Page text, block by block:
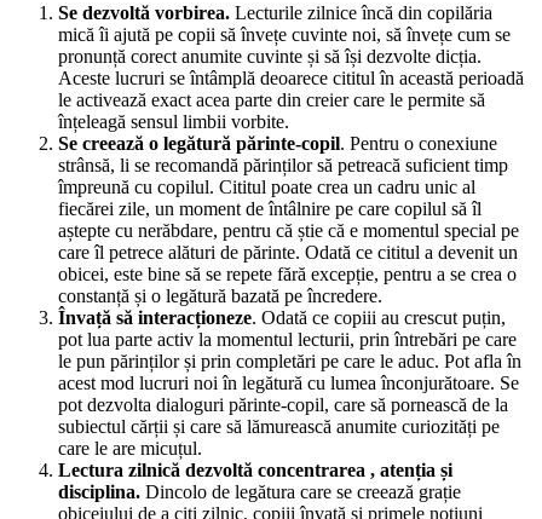
Se dezvoltă vorbirea. Lecturile zilnice încă din copilăria
mică îi ajută pe copii să învețe cuvinte noi, să învețe cum se
pronunță corect anumite cuvinte și să își dezvolte dicția.
Aceste lucruri se întâmplă deoarece cititul în această perioadă
le activează exact acea parte din creier care le permite să
înțeleagă sensul limbii vorbite.
Se creează o legătură părinte-copil. Pentru o conexiune
strânsă, li se recomandă părinților să petreacă suficient timp
împreună cu copilul. Cititul poate crea un cadru unic al
fiecărei zile, un moment de întâlnire pe care copilul să îl
aștepte cu nerăbdare, pentru că știe că e momentul special pe
care îl petrece alături de părinte. Odată ce cititul a devenit un
obicei, este bine să se repete fără excepție, pentru a se crea o
constanță și o legătură bazată pe încredere.
Învață să interacționeze. Odată ce copiii au crescut puțin,
pot lua parte activ la momentul lecturii, prin întrebări pe care
le pun părinților și prin completări pe care le aduc. Pot afla în
acest mod lucruri noi în legătură cu lumea înconjurătoare. Se
pot dezvolta dialoguri părinte-copil, care să pornească de la
subiectul cărții și care să lămurească anumite curiozități pe
care le are micuțul.
Lectura zilnică dezvoltă concentrarea , atenția și
disciplina. Dincolo de legătura care se creează grație
obiceiului de a citi zilnic, copiii învață și primele noțiuni